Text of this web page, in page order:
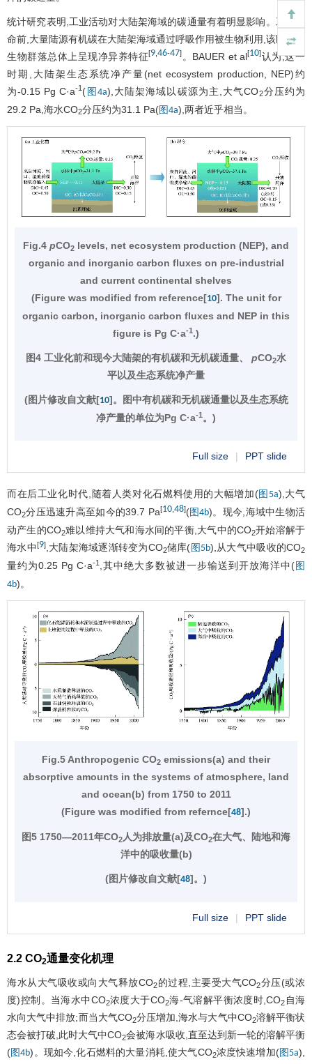
统计研究表明,工业活动对大陆架海域的碳通量有着明显影响。工业革
命前,大量陆源有机碳在大陆架海域通过呼吸作用被生物利用,该区域的
生物群落总体上呈现净异养特征[9,46-47] 。BAUER et al[10]认为,这一
时期,大陆架生态系统净产量(net ecosystem production, NEP)约
为-0.15 Pg C·a-1( 图4a),大陆架海域以碳源为主,大气CO2分压约为
29.2 Pa,海水CO2分压约为31.1 Pa(图4a),两者近乎相当。
Fig.4 pCO2 levels, net ecosystem production (NEP), and
organic and inorganic carbon fluxes on pre-industrial
and current continental shelves
(Figure was modified from reference[10]. The unit for
organic carbon, inorganic carbon fluxes and NEP in this
figure is Pg C·a-1.)
图4 工业化前和现今大陆架的有机碳和无机碳通量、 pCO2水
平以及生态系统净产量
(图片修改自文献[10]。图中有机碳和无机碳通量以及生态系统
净产量的单位为Pg C·a-1。)
Full size | PPT slide
而在后工业化时代,随着人类对化石燃料使用的大幅增加(图5a),大气
CO2分压迅速升高至如今的39.7 Pa[10, 48](图4b)。现今,海域中生物活
动产生的CO2难以维持大气和海水间的平衡,大气中的CO2开始溶解于
海水中[9],大陆架海域逐渐转变为CO2储库( 图5b),从大气中吸收的CO2
量约为0.25 Pg C·a-1 ,其中绝大多数被进一步输送到开放海洋中( 图
4b)。
Fig.5 Anthropogenic CO2 emissions(a) and their
absorptive amounts in the systems of atmosphere, land
and ocean(b) from 1750 to 2011
(Figure was modified from refernce[48].)
图5 1750—2011年CO2 人为排放量(a)及CO2在大气、陆地和海
洋中的吸收量(b)
(图片修改自文献[48]。)
Full size | PPT slide
2.2 CO2通量变化机理
海水从大气吸收或向大气释放CO2的过程,主要受大气CO2分压(或浓
度)控制。当海水中CO2浓度大于CO2海-气溶解平衡浓度时,CO2 自海
水向大气中排放;而当大气CO2分压增加,海水与大气中CO2溶解平衡状
态会被打破,此时大气中CO2会被海水吸收,直至达到新一轮的溶解平衡
(图4b)。现如今,化石燃料的大量消耗,使大气CO2浓度快速增加(图5a),